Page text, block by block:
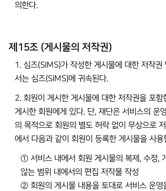
의한다.
제15조 (게시물의 저작권)
1. 심즈(SIMS)가 작성한 게시물에 대한 저작권
서는 심즈(SIMS)에 귀속된다.
2. 회원이 게시한 게시물에 대한 저작권을 포
게시한 회원에게 있다. 단, 재단은 서비스의 운
의 목적으로 회원의 별도 허락 없이 무상으로
에서 다음과 같이 회원이 등록한 게시물을 사용
① 서비스 내에서 회원 게시물의 복제, 수정,
않는 범위 내에서의 편집 저작물 작성
② 회원의 게시물 내용을 토대로 서비스 운영